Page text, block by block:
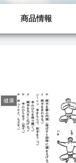
商品情報
健康